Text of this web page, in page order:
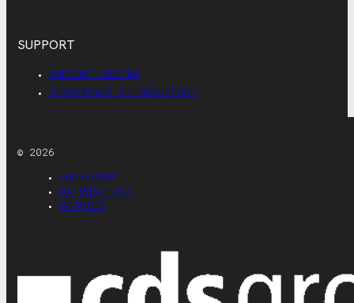
SUPPORT
SUPPORT CENTER
TEAMVIEWER QUICKSUPPORT
© 2026
IMPRESSUM
DATENSCHUTZ
COOKIES